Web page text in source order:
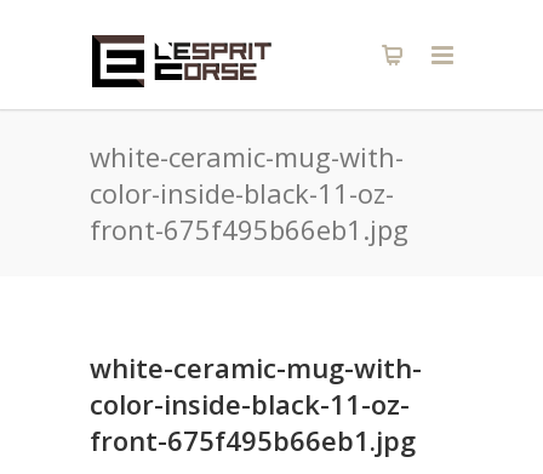
white-ceramic-mug-with-
color-inside-black-11-oz-
front-675f495b66eb1.jpg
white-ceramic-mug-with-
color-inside-black-11-oz-
front-675f495b66eb1.jpg